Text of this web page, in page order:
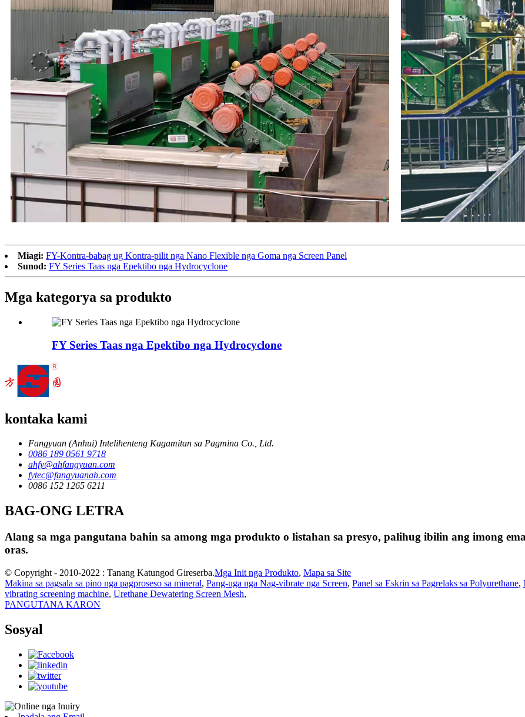
Miagi: FY-Kontra-babag ug Kontra-pilit nga Nano Flexible nga Goma nga Screen Panel
Sunod: FY Series Taas nga Epektibo nga Hydrocyclone
Mga kategorya sa produkto
FY Series Taas nga Epektibo nga Hydrocyclone
kontaka kami
Fangyuan (Anhui) Intelihenteng Kagamitan sa Pagmina Co., Ltd.
0086 189 0561 9718
ahfy@ahfangyuan.com
fytec@fangyuanah.com
0086 152 1265 6211
BAG-ONG LETRA
Alang sa mga pangutana bahin sa among mga produkto o listahan sa presyo, palihug ibilin ang imong
oras.
© Copyright - 2010-2022 : Tanang Katungod Gireserba.Mga Init nga Produkto, Mapa sa Site
Makina sa pagsala sa pino nga pagproseso sa mineral, Pang-uga nga Nag-vibrate nga Screen, Panel sa Eskrin sa Pagrelaks sa Polyurethane,
vibrating screening machine, Urethane Dewatering Screen Mesh,
PANGUTANA KARON
Sosyal